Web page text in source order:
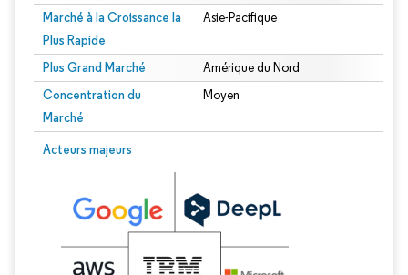
Marché à la Croissance la
Plus Rapide
Asie-Pacifique
Plus Grand Marché Amérique du Nord
Concentration du
Marché
Moyen
Acteurs majeurs
Image © Mordor Intelligence. La réutilisation nécessite une attribution sous CC